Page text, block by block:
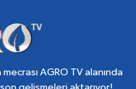
AGRO TV alanında